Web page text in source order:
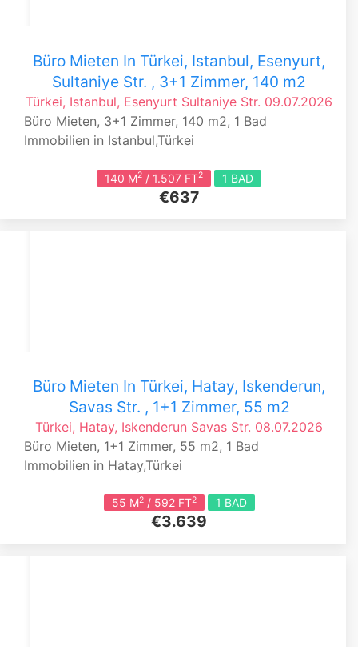
Büro Mieten In Türkei, Istanbul, Esenyurt,
Sultaniye Str. , 3+1 Zimmer, 140 m2
Türkei, Istanbul, Esenyurt Sultaniye Str. 09.07.2026
Büro Mieten, 3+1 Zimmer, 140 m2, 1 Bad
Immobilien in Istanbul,Türkei
140 M2 / 1.507 FT2 1 BAD
€637
Büro Mieten In Türkei, Hatay, Iskenderun,
Savas Str. , 1+1 Zimmer, 55 m2
Türkei, Hatay, Iskenderun Savas Str. 08.07.2026
Büro Mieten, 1+1 Zimmer, 55 m2, 1 Bad
Immobilien in Hatay,Türkei
55 M2/ 592 FT2 1 BAD
€3.639